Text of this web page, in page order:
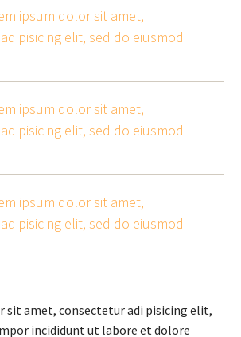
ipsum dolor sit amet,
elit, sed do eiusmod
ipsum dolor sit amet,
elit, sed do eiusmod
ipsum dolor sit amet,
elit, sed do eiusmod
sit amet, consectetur adi pisicing elit,
incididunt ut labore et dolore